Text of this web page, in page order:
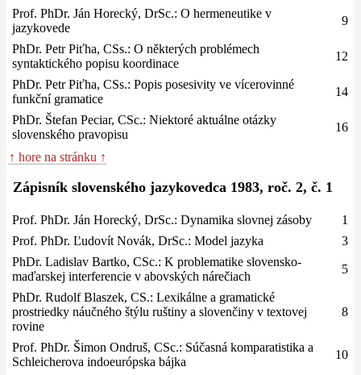
Prof. PhDr. Ján Horecký, DrSc.: O hermeneutike v
jazykovede
9
PhDr. Petr Piťha, CSs.: O některých problémech
syntaktického popisu koordinace
12
PhDr. Petr Piťha, CSs.: Popis posesivity ve vícerovinné
funkční gramatice
14
PhDr. Štefan Peciar, CSc.: Niektoré aktuálne otázky
slovenského pravopisu
16
↑ hore na stránku ↑
Zápisník slovenského jazykovedca 1983, roč. 2, č. 1
Prof. PhDr. Ján Horecký, DrSc.: Dynamika slovnej zásoby
1
Prof. PhDr. Ľudovít Novák, DrSc.: Model jazyka
3
PhDr. Ladislav Bartko, CSc.: K problematike slovensko-
maďarskej interferencie v abovských nárečiach
5
PhDr. Rudolf Blaszek, CS.: Lexikálne a gramatické
prostriedky náučného štýlu ruštiny a slovenčiny v textovej
rovine
8
Prof. PhDr. Šimon Ondruš, CSc.: Súčasná komparatistika a
Schleicherova indoeurópska bájka
10